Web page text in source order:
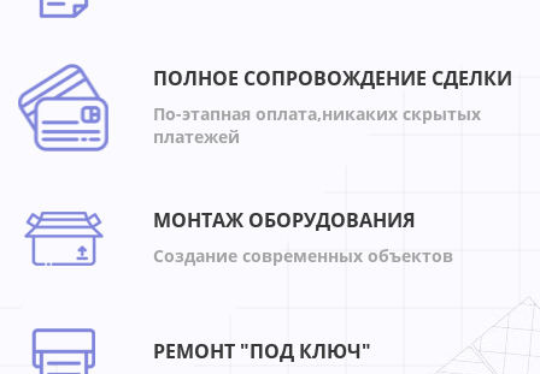
ПОЛНОЕ СОПРОВОЖДЕНИЕ СДЕЛКИ
По-этапная оплата,никаких скрытых
платежей
МОНТАЖ ОБОРУДОВАНИЯ
Создание современных объектов
РЕМОНТ "ПОД КЛЮЧ"